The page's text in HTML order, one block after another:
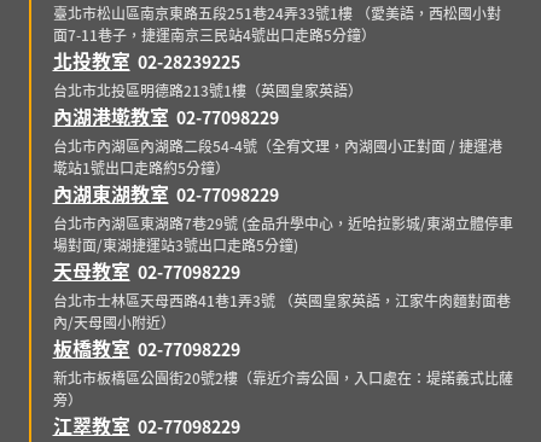
臺北市松山區南京東路五段251巷24弄33號1樓 （愛美語，西松國小對
面7-11巷子，捷運南京三民站4號出口走路5分鐘）
北投教室 02-28239225
台北市北投區明德路213號1樓（英國皇家英語）
內湖港墘教室 02-77098229
台北市內湖區內湖路二段54-4號（全宥文理，內湖國小正對面 / 捷運港
墘站1號出口走路約5分鐘）
內湖東湖教室 02-77098229
台北市內湖區東湖路7巷29號 (金品升學中心，近哈拉影城/東湖立體停車
場對面/東湖捷運站3號出口走路5分鐘)
天母教室 02-77098229
台北市士林區天母西路41巷1弄3號 （英國皇家英語，江家牛肉麵對面巷
內/天母國小附近）
板橋教室 02-77098229
新北市板橋區公園街20號2樓（靠近介壽公園，入口處在：堤諾義式比薩
旁）
江翠教室 02-77098229